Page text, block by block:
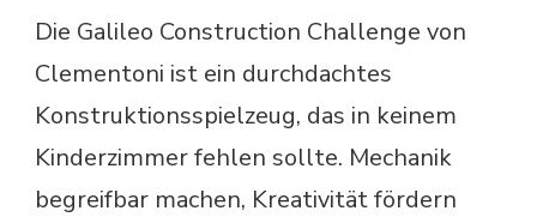
Die Galileo Construction Challenge von
Clementoni ist ein durchdachtes
Konstruktionsspielzeug, das in keinem
Kinderzimmer fehlen sollte. Mechanik
begreifbar machen, Kreativität fördern